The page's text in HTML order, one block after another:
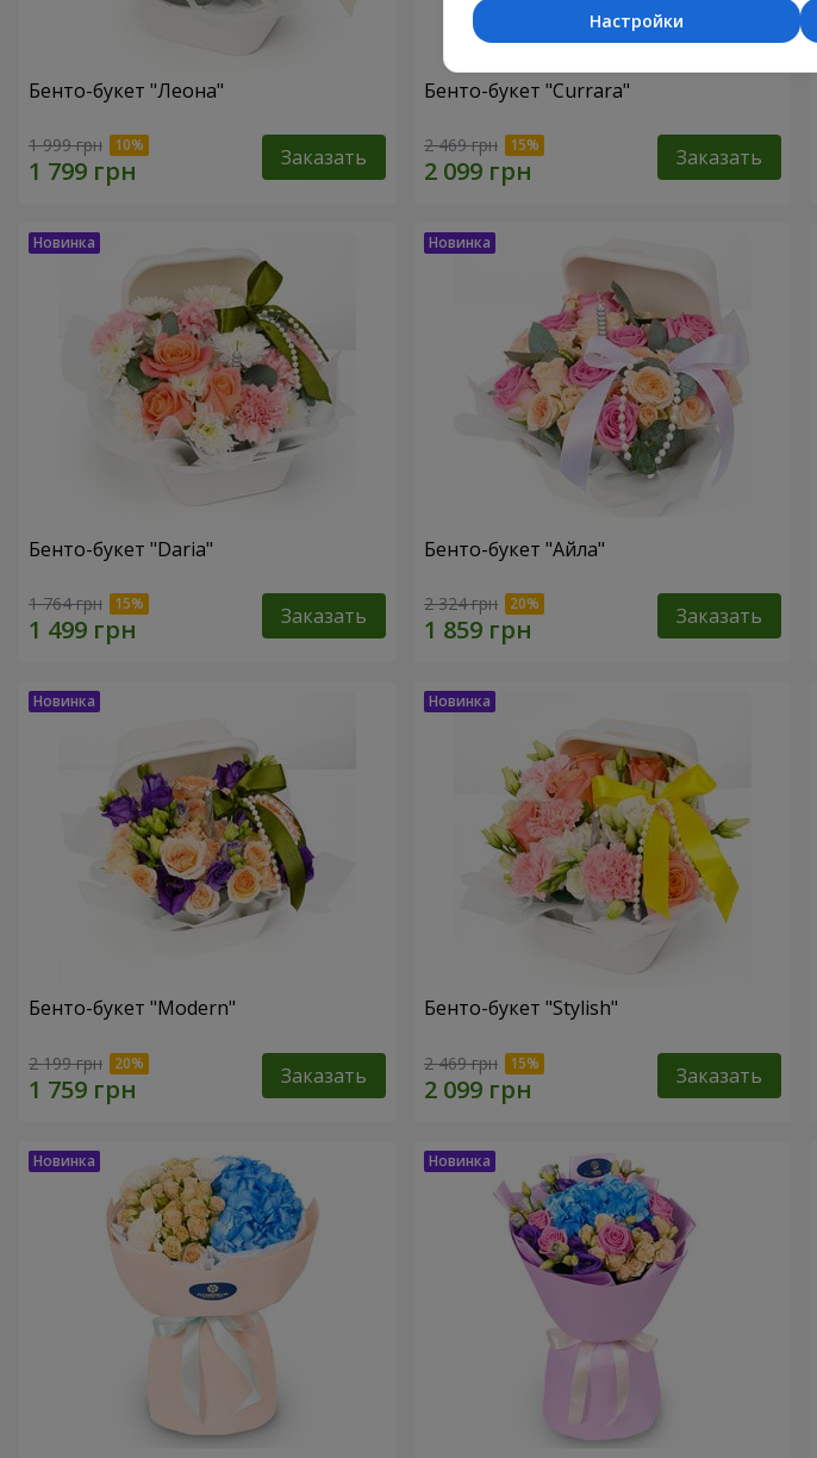
Бенто-букет "Леона"
1 999 грн Заказать
Бенто-букет "Currara"
2 469 грн Заказать
Бенто-букет "Daria"
1 764 грн Заказать
Бенто-букет "Айла"
2 324 грн Заказать
Бенто-букет "Modern"
2 199 грн Заказать
Бенто-букет "Stylish"
2 469 грн Заказать
Настройки